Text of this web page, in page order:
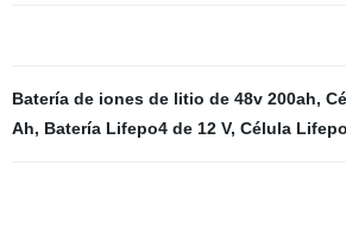
Batería de iones de litio de 48v 200ah,
Ah, Batería Lifepo4 de 12 V, Célula